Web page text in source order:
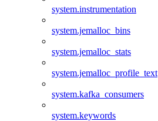
system.instrumentation
system.jemalloc_bins
system.jemalloc_stats
system.jemalloc_profile_text
system.kafka_consumers
system.keywords